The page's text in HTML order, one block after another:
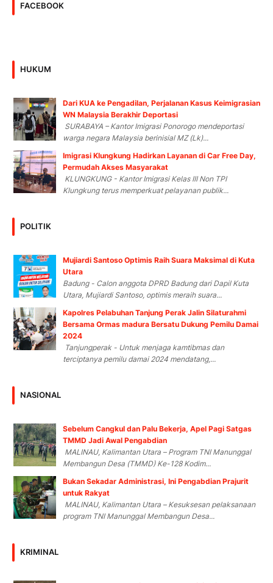
FACEBOOK
HUKUM
Dari KUA ke Pengadilan, Perjalanan Kasus Keimigrasian
WN Malaysia Berakhir Deportasi
SURABAYA – Kantor Imigrasi Ponorogo mendeportasi
warga negara Malaysia berinisial MZ (Lk)...
Imigrasi Klungkung Hadirkan Layanan di Car Free Day,
Permudah Akses Masyarakat
KLUNGKUNG - Kantor Imigrasi Kelas III Non TPI
Klungkung terus memperkuat pelayanan publik...
POLITIK
Mujiardi Santoso Optimis Raih Suara Maksimal di Kuta
Utara
Badung - Calon anggota DPRD Badung dari Dapil Kuta
Utara, Mujiardi Santoso, optimis meraih suara...
Kapolres Pelabuhan Tanjung Perak Jalin Silaturahmi
Bersama Ormas madura Bersatu Dukung Pemilu Damai
2024
Tanjungperak - Untuk menjaga kamtibmas dan
terciptanya pemilu damai 2024 mendatang,...
NASIONAL
Sebelum Cangkul dan Palu Bekerja, Apel Pagi Satgas
TMMD Jadi Awal Pengabdian
MALINAU, Kalimantan Utara – Program TNI Manunggal
Membangun Desa (TMMD) Ke-128 Kodim...
Bukan Sekadar Administrasi, Ini Pengabdian Prajurit
untuk Rakyat
MALINAU, Kalimantan Utara – Kesuksesan pelaksanaan
program TNI Manunggal Membangun Desa...
KRIMINAL